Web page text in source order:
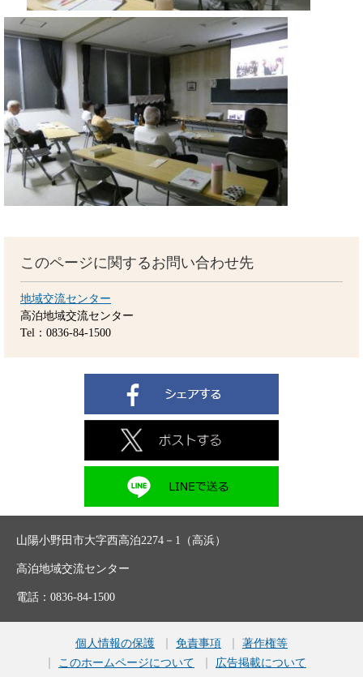
このページに関するお問い合わせ先
地域交流センター
高泊地域交流センター
Tel：0836-84-1500
山陽小野田市大字西高泊2274－1（高浜）
高泊地域交流センター
電話：0836-84-1500
個人情報の保護 免責事項
著作権等
このホームページについて
広告掲載について